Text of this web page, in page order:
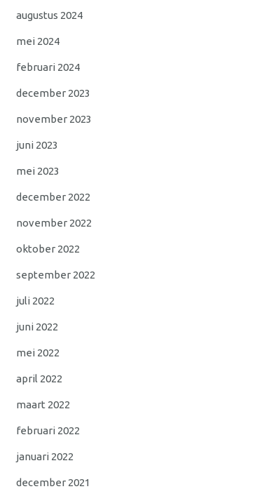
augustus 2024
mei 2024
februari 2024
december 2023
november 2023
juni 2023
mei 2023
december 2022
november 2022
oktober 2022
september 2022
juli 2022
juni 2022
mei 2022
april 2022
maart 2022
februari 2022
januari 2022
december 2021